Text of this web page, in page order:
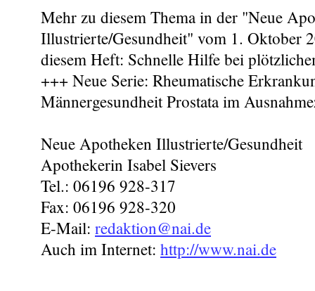
Mehr zu diesem Thema in der "Neue
Illustrierte/Gesundheit" vom 1. Oktober
diesem Heft: Schnelle Hilfe bei
+++ Neue Serie: Rheumatische
Männergesundheit Prostata im
Neue Apotheken Illustrierte/Gesundheit
Apothekerin Isabel Sievers
Tel.: 06196 928-317
Fax: 06196 928-320
E-Mail: redaktion@nai.de
Auch im Internet: http://www.nai.de